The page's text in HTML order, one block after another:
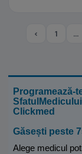
‹ 1 …
Programează-
Clickmed
Găsești peste
Alege medicul